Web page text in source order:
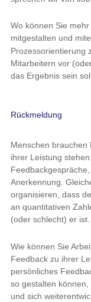
Wo können Sie
mitgestalten und
Prozessorientierung
Mitarbeitern vor
das Ergebnis sein
Rückmeldung
Menschen brauchen
ihrer Leistung
Anerkennung.
organisieren, dass
an quantitativen
(oder schlecht) er ist.
Wie können Sie
Feedback zu ihrer
persönliches
so gestalten
und sich